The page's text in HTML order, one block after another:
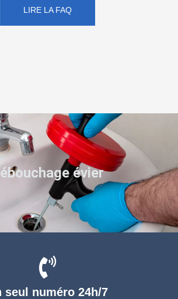
LIRE LA FAQ
seul numéro 24h/7
évier